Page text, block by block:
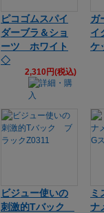
ピコゴムスパイ
ダーブラ＆ショ
ーツ ホワイト
◇
2,310円(税込)
ガ
イ
ケ
ビジュー使いの
刺激的Tバック
ミ
ナ